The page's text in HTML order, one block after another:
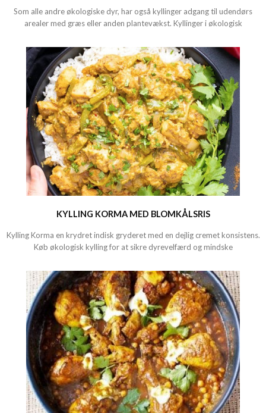
Som alle andre økologiske dyr, har også kyllinger adgang til udendørs
arealer med græs eller anden plantevækst. Kyllinger i økologisk
KYLLING KORMA MED BLOMKÅLSRIS
Kylling Korma en krydret indisk gryderet med en dejlig cremet konsistens.
Køb økologisk kylling for at sikre dyrevelfærd og mindske